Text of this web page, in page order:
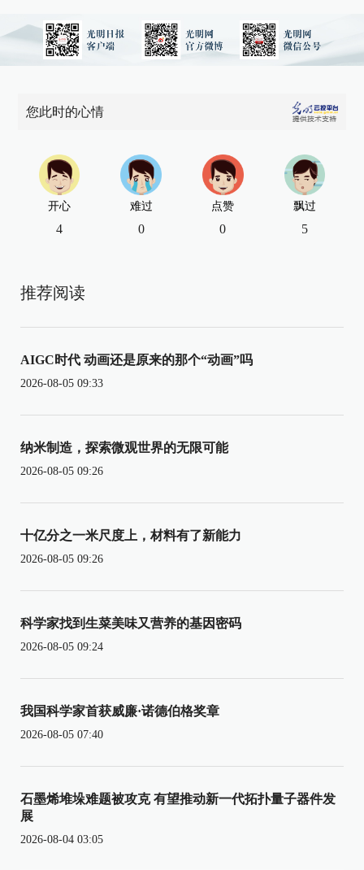
您此时的心情
开心
4
难过
0
点赞
0
飘过
5
推荐阅读
AIGC时代 动画还是原来的那个“动画”吗
2026-08-05 09:33
纳米制造，探索微观世界的无限可能
2026-08-05 09:26
十亿分之一米尺度上，材料有了新能力
2026-08-05 09:26
科学家找到生菜美味又营养的基因密码
2026-08-05 09:24
我国科学家首获威廉·诺德伯格奖章
2026-08-05 07:40
石墨烯堆垛难题被攻克 有望推动新一代拓扑量子器件发
展
2026-08-04 03:05